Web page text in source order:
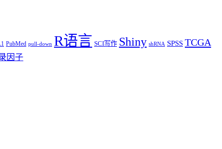
PubMed pull-down R语言 SCI写作 Shiny shRNA SPSS TCGA
因子